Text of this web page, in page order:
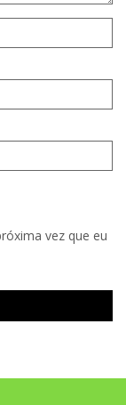
vez que eu